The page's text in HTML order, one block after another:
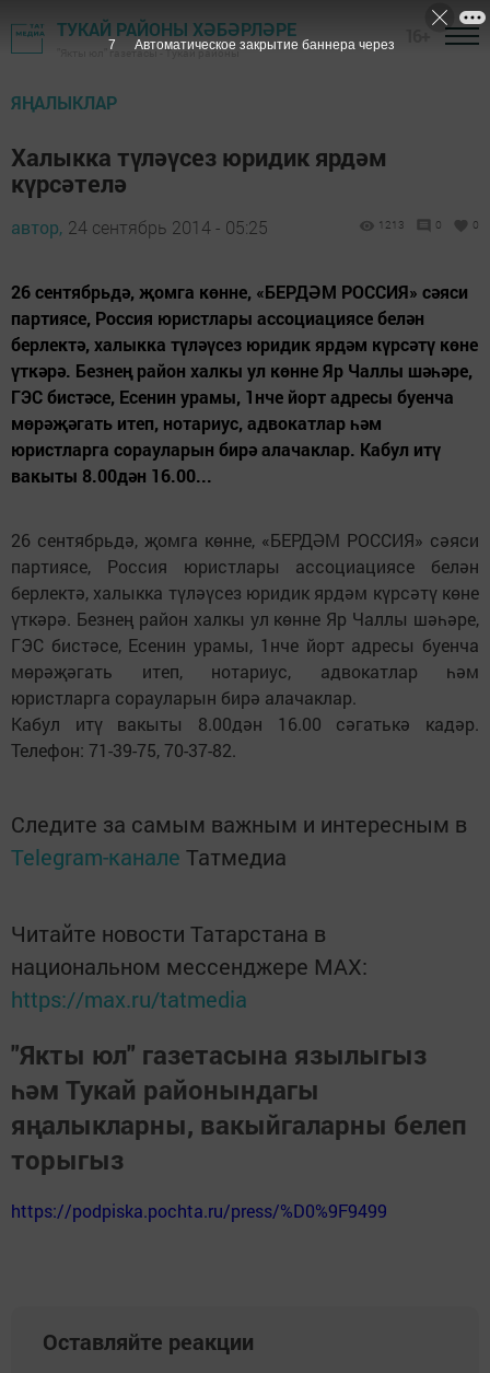
ТУКАЙ РАЙОНЫ ХӘБӘРЛӘРЕ
"Якты юл" газетасы - Тукай районы
ЯҢАЛЫКЛАР
Халыкка түләүсез юридик ярдәм
күрсәтелә
автор, 24 сентябрь 2014 - 05:25 1213 0 0
26 сентябрьдә, җомга көнне, «БЕРДӘМ РОССИЯ» сәяси
партиясе, Россия юристлары ассоциациясе белән
берлектә, халыкка түләүсез юридик ярдәм күрсәтү көне
үткәрә. Безнең район халкы ул көнне Яр Чаллы шәһәре,
ГЭС бистәсе, Есенин урамы, 1нче йорт адресы буенча
мөрәҗәгать итеп, нотариус, адвокатлар һәм
юристларга сорауларын бирә алачаклар. Кабул итү
вакыты 8.00дән 16.00...
26 сентябрьдә, җомга көнне, «БЕРДӘМ РОССИЯ» сәяси
партиясе, Россия юристлары ассоциациясе белән
берлектә, халыкка түләүсез юридик ярдәм күрсәтү көне
үткәрә. Безнең район халкы ул көнне Яр Чаллы шәһәре,
ГЭС бистәсе, Есенин урамы, 1нче йорт адресы буенча
мөрәҗәгать итеп, нотариус, адвокатлар һәм
юристларга сорауларын бирә алачаклар.
Кабул итү вакыты 8.00дән 16.00 сәгатькә кадәр.
Телефон: 71-39-75, 70-37-82.
Следите за самым важным и интересным в
Telegram-канале Татмедиа
Читайте новости Татарстана в
национальном мессенджере MАХ:
https://max.ru/tatmedia
"Якты юл" газетасына язылыгыз
һәм Тукай районындагы
яңалыкларны, вакыйгаларны белеп
торыгыз
https://podpiska.pochta.ru/press/%D0%9F9499
Оставляйте реакции
6 Автоматическое закрытие баннера через